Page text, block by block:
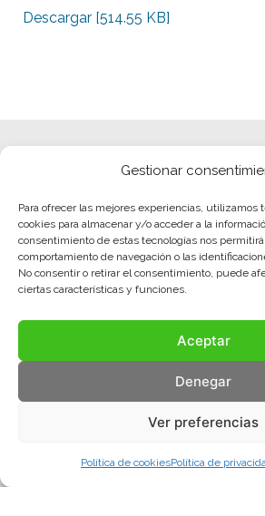
Gestionar
Para ofrecer las mejores experiencias, utilizamos
cookies para almacenar y/o acceder a la
consentimiento de estas tecnologías nos
comportamiento de navegación o las
No consentir o retirar el consentimiento, puede
ciertas características y funciones.
Aceptar
Denegar
Ver preferencias
Política de cookiesPolítica de
Descargar [514.55 KB]